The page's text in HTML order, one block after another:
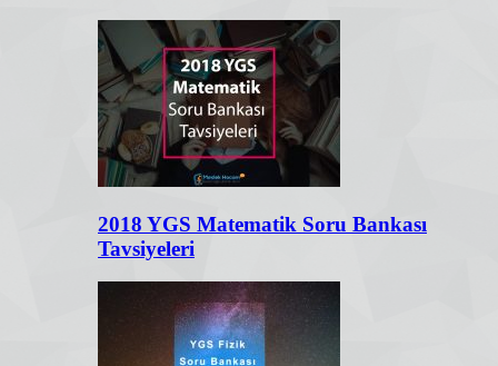
2018 YGS Matematik Soru Bankası
Tavsiyeleri